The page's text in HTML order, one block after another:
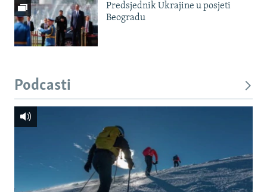
Predsjednik Ukrajine u posjeti
Beogradu
Podcasti